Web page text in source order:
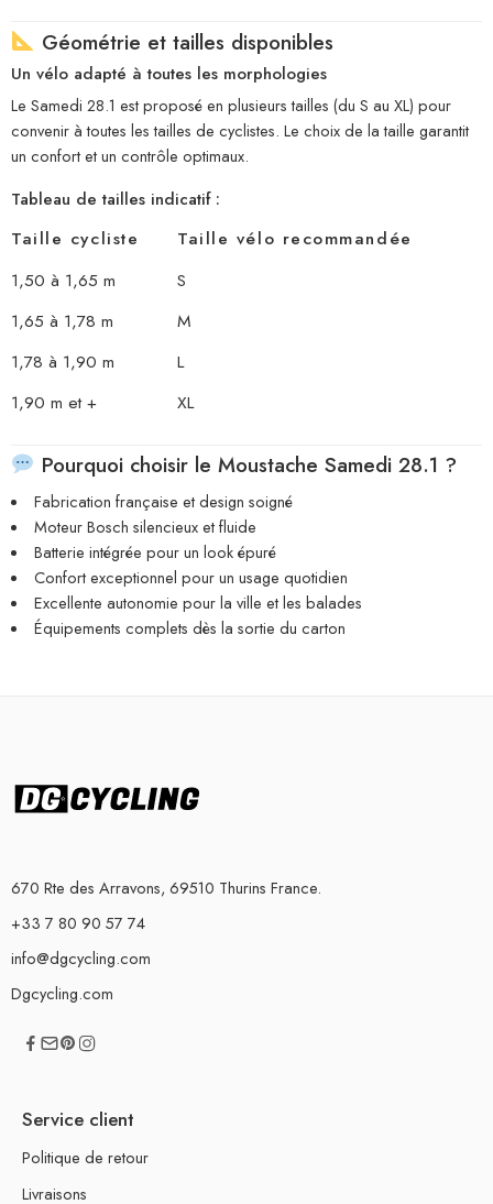
Géométrie et tailles disponibles
Un vélo adapté à toutes les morphologies
Le Samedi 28.1 est proposé en plusieurs tailles (du S au XL) pour
convenir à toutes les tailles de cyclistes. Le choix de la taille garantit
un confort et un contrôle optimaux.
Tableau de tailles indicatif :
Taille cycliste
Taille vélo recommandée
1,50 à 1,65 m
S
1,65 à 1,78 m
M
1,78 à 1,90 m
L
1,90 m et +
XL
Pourquoi choisir le Moustache Samedi 28.1 ?
Fabrication française et design soigné
Moteur Bosch silencieux et fluide
Batterie intégrée pour un look épuré
Confort exceptionnel pour un usage quotidien
Excellente autonomie pour la ville et les balades
Équipements complets dès la sortie du carton
670 Rte des Arravons, 69510 Thurins France.
+33 7 80 90 57 74
info@dgcycling.com
Dgcycling.com
Service client
Politique de retour
Livraisons